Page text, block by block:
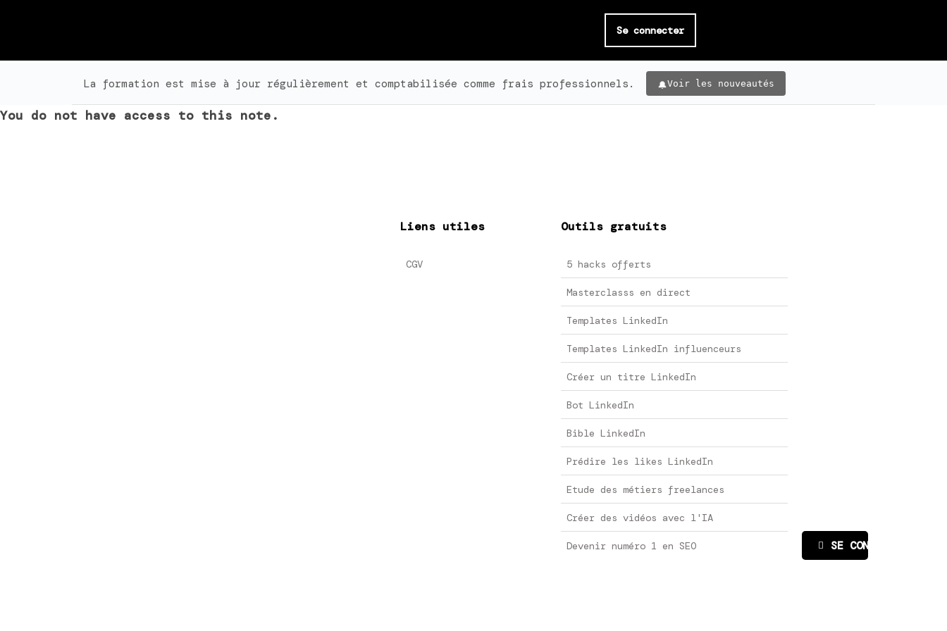
Se connecter
La formation est mise à jour régulièrement et comptabilisée comme frais professionnels. Voir les nouveautés
You do not have access to this note.
Liens utiles
CGV
Outils gratuits
5 hacks offerts
Masterclasss en direct
Templates LinkedIn
Templates LinkedIn influenceurs
Créer un titre LinkedIn
Bot LinkedIn
Bible LinkedIn
Prédire les likes LinkedIn
Etude des métiers freelances
Créer des vidéos avec l'IA
Devenir numéro 1 en SEO SE CONNECTER